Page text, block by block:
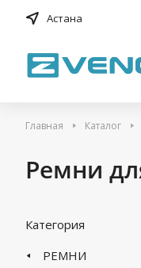
Астана
Главная Каталог
Ремни
Категория
РЕМНИ